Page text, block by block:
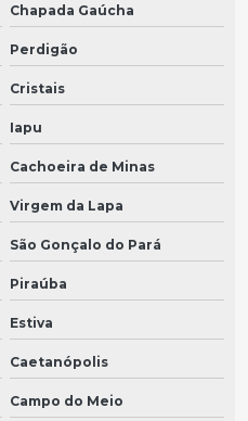
Chapada Gaúcha
Perdigão
Cristais
Iapu
Cachoeira de Minas
Virgem da Lapa
São Gonçalo do Pará
Piraúba
Estiva
Caetanópolis
Campo do Meio